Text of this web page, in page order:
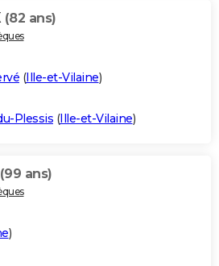
(82 ans)
(Ille-et-Vilaine)
Plessis (Ille-et-Vilaine)
(99 ans)
)